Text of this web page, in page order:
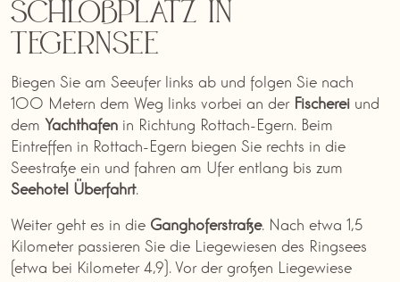
Schloßplatz in
Tegernsee
Biegen Sie am Seeufer links ab und folgen Sie nach
100 Metern dem Weg links vorbei an der Fischerei und
dem Yachthafen in Richtung Rottach-Egern. Beim
Eintreffen in Rottach-Egern biegen Sie rechts in die
Seestraße ein und fahren am Ufer entlang bis zum
Seehotel Überfahrt.
Weiter geht es in die Ganghoferstraße. Nach etwa 1,5
Kilometer passieren Sie die Liegewiesen des Ringsees
(etwa bei Kilometer 4,9). Vor der großen Liegewiese